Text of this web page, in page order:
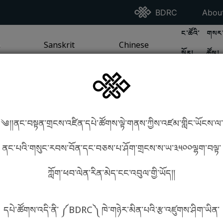
Go To BDRC
BDRC Go
/ SEA TRADITIONPAGE
GO TOSANSKRIT TRADITION
Sanskrit
GO TOCHINESE TRADITION
Chinese
GO TO
ང་ཚོའི་
སྐོར།
GO
ཚོལ།
༄།།ནང་བསྟན་གྲངས་འཛིན་དཔེ་ཚོགས་ལྟེ་གནས་ཀྱིས་འཛམ་གླིང་ཡོངས་ལ་
ནང་པའི་གསུང་རབས་བོན་དང་བཅས་པ་ཤོག་གྲངས་ས་ཡ་༣༥༠༠ལྷག་བལྟ་
ཀློག་ཕབ་ལེན་རིན་མེད་ངང་འབུལ་གྱི་ཡོད།།
དཔེ་ཚོགས་འདི་ནི་ ༼BDRC༽ ཁེ་གཉེར་མིན་པའི་རྩ་འཛུགས་ཤིག་ཡིན་
phonetics! How to find things?